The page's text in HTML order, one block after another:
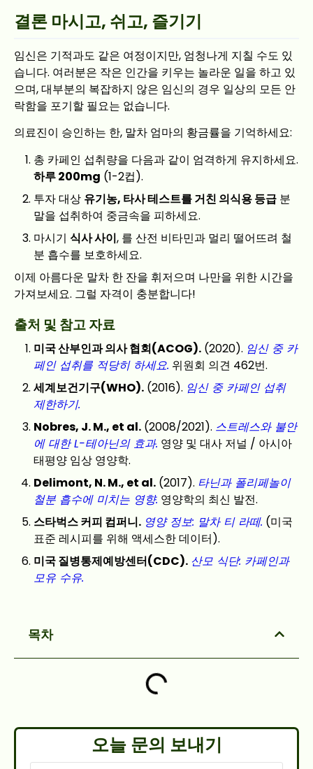
목차
결론 마시고, 쉬고, 즐기기
임신은 기적과도 같은 여정이지만, 엄청나게 지칠 수도 있
습니다. 여러분은 작은 인간을 키우는 놀라운 일을 하고 있
으며, 대부분의 복잡하지 않은 임신의 경우 일상의 모든 안
락함을 포기할 필요는 없습니다.
의료진이 승인하는 한, 말차 엄마의 황금률을 기억하세요:
총 카페인 섭취량을 다음과 같이 엄격하게 유지하세요.
하루 200mg (1-2컵).
투자 대상 유기농, 타사 테스트를 거친 의식용 등급 분
말을 섭취하여 중금속을 피하세요.
마시기 식사 사이, 를 산전 비타민과 멀리 떨어뜨려 철
분 흡수를 보호하세요.
이제 아름다운 말차 한 잔을 휘저으며 나만을 위한 시간을
가져보세요. 그럴 자격이 충분합니다!
출처 및 참고 자료
미국 산부인과 의사 협회(ACOG). (2020). 임신 중 카
페인 섭취를 적당히 하세요. 위원회 의견 462번.
세계보건기구(WHO). (2016). 임신 중 카페인 섭취
제한하기.
Nobres, J. M., et al. (2008/2021). 스트레스와 불안
에 대한 L-테아닌의 효과. 영양 및 대사 저널 / 아시아
태평양 임상 영양학.
Delimont, N. M., et al. (2017). 타닌과 폴리페놀이
철분 흡수에 미치는 영향. 영양학의 최신 발전.
스타벅스 커피 컴퍼니. 영양 정보: 말차 티 라떼. (미국
표준 레시피를 위해 액세스한 데이터).
미국 질병통제예방센터(CDC). 산모 식단: 카페인과
모유 수유.
오늘 문의 보내기